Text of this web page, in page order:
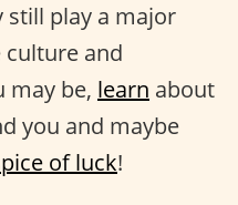
still play a major
culture and
may be, learn about
you and maybe
of luck!